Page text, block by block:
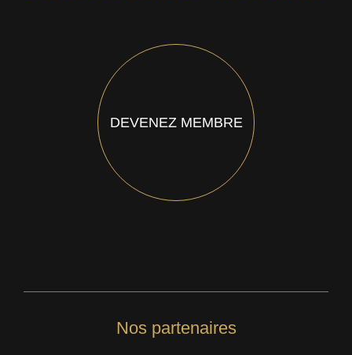
DEVENEZ MEMBRE
Nos partenaires